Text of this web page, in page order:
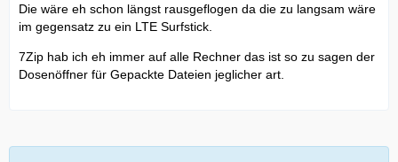
Die wäre eh schon längst rausgeflogen da die zu langsam wäre
im gegensatz zu ein LTE Surfstick.
7Zip hab ich eh immer auf alle Rechner das ist so zu sagen der
Dosenöffner für Gepackte Dateien jeglicher art.